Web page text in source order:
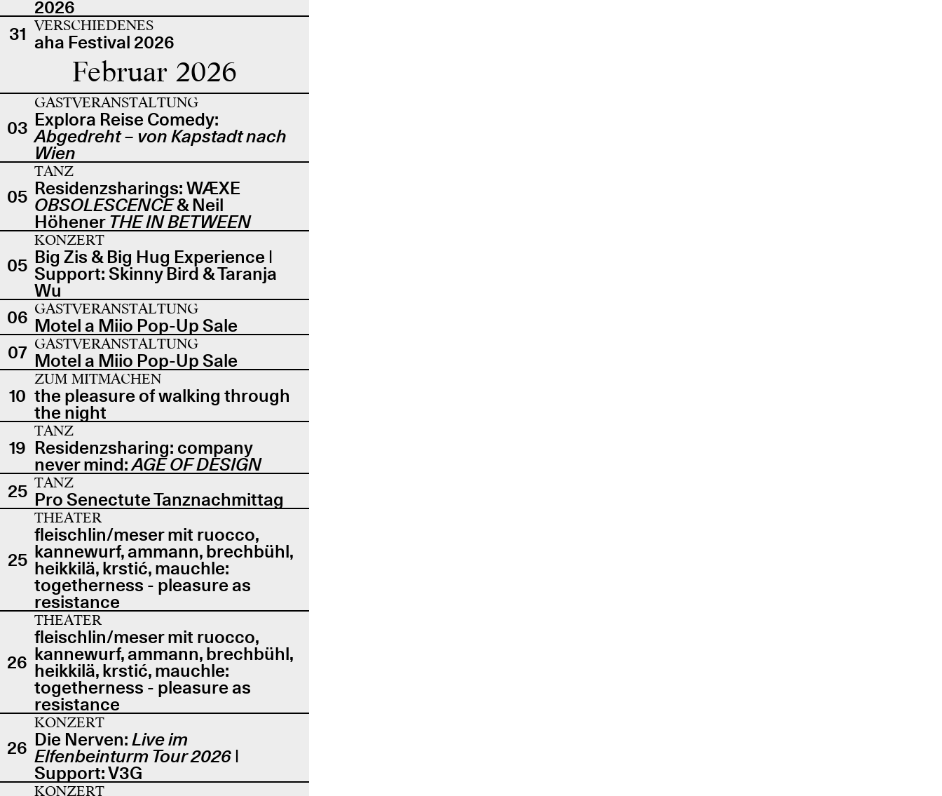
2026
31 VERSCHIEDENES
aha Festival 2026
Februar 2026
03
GASTVERANSTALTUNG
Explora Reise Comedy:
Abgedreht – von Kapstadt nach
Wien
05
TANZ
Residenzsharings: WÆXE
OBSOLESCENCE& Neil
Höhener THE IN BETWEEN
05
KONZERT
Big Zis & Big Hug Experience |
Support: Skinny Bird & Taranja
Wu
06 GASTVERANSTALTUNG
Motel a Miio Pop-Up Sale
07 GASTVERANSTALTUNG
Motel a Miio Pop-Up Sale
10
ZUM MITMACHEN
the pleasure of walking through
the night
19
TANZ
Residenzsharing: company
never mind:AGE OF DESIGN
25 TANZ
Pro Senectute Tanznachmittag
25
THEATER
fleischlin/meser mit ruocco,
kannewurf, ammann, brechbühl,
heikkilä, krstić, mauchle:
togetherness - pleasure as
resistance
26
THEATER
fleischlin/meser mit ruocco,
kannewurf, ammann, brechbühl,
heikkilä, krstić, mauchle:
togetherness - pleasure as
resistance
26
KONZERT
Die Nerven:Live im
Elfenbeinturm Tour 2026 |
Support: V3G
KONZERT